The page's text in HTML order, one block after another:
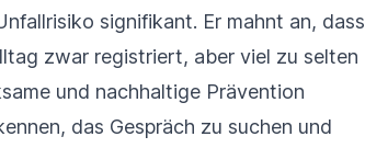
signifikant. Er mahnt an, dass
zwar registriert, aber viel zu selten
und nachhaltige Prävention
das Gespräch zu suchen und